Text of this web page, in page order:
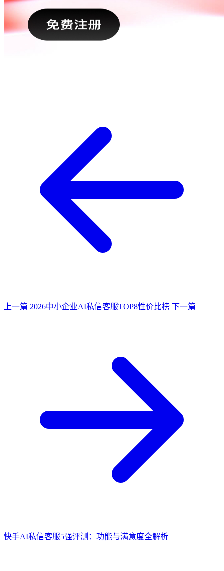
上一篇 2026中小企业AI私信客服TOP8性价比榜 下一篇
快手AI私信客服5强评测：功能与满意度全解析